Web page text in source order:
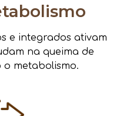
e integrados ativam
na queima de
o metabolismo.